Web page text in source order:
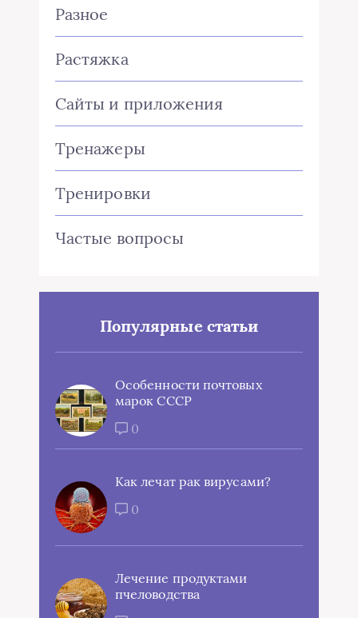
Разное
Растяжка
Сайты и приложения
Тренажеры
Тренировки
Частые вопросы
Популярные статьи
Особенности почтовых
марок СССР
0
Как лечат рак вирусами?
0
Лечение продуктами
пчеловодства